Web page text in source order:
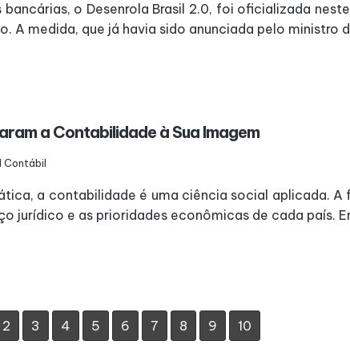
o Desenrola Brasil 2.0, foi oficializada
A medida, que já havia sido anunciada pelo ministro
a Contabilidade à Sua Imagem
Contábil
a contabilidade é uma ciência social aplicada.
jurídico e as prioridades econômicas de cada país.
2 3 4 5 6 7 8 9 10